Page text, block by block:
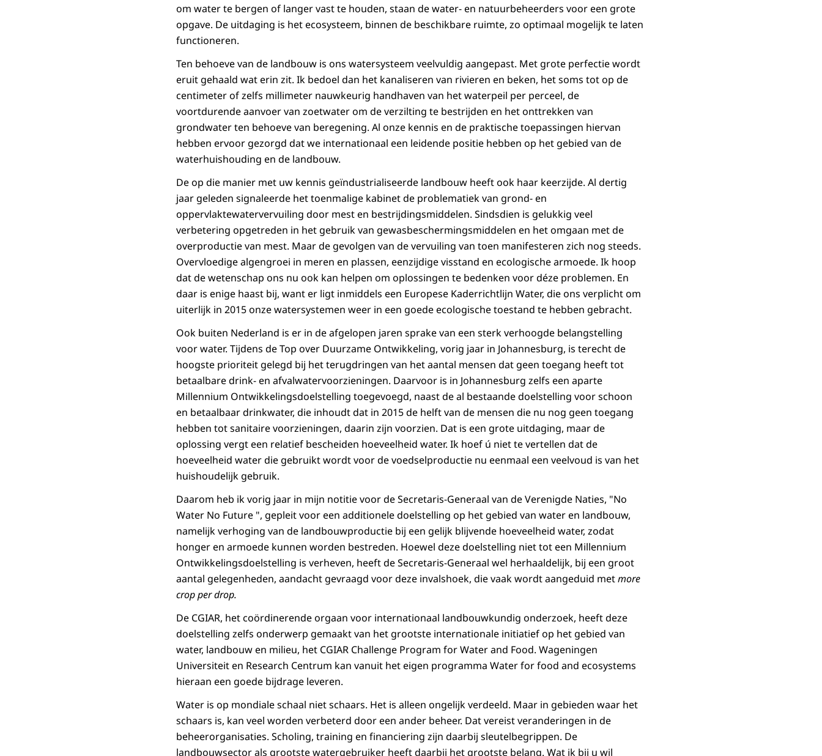
om water te bergen of langer vast te houden, staan de water- en natuurbeheerders voor een grote
opgave. De uitdaging is het ecosysteem, binnen de beschikbare ruimte, zo optimaal mogelijk te laten
functioneren.
Ten behoeve van de landbouw is ons watersysteem veelvuldig aangepast. Met grote perfectie wordt
eruit gehaald wat erin zit. Ik bedoel dan het kanaliseren van rivieren en beken, het soms tot op de
centimeter of zelfs millimeter nauwkeurig handhaven van het waterpeil per perceel, de
voortdurende aanvoer van zoetwater om de verzilting te bestrijden en het onttrekken van
grondwater ten behoeve van beregening. Al onze kennis en de praktische toepassingen hiervan
hebben ervoor gezorgd dat we internationaal een leidende positie hebben op het gebied van de
waterhuishouding en de landbouw.
De op die manier met uw kennis geïndustrialiseerde landbouw heeft ook haar keerzijde. Al dertig
jaar geleden signaleerde het toenmalige kabinet de problematiek van grond- en
oppervlaktewatervervuiling door mest en bestrijdingsmiddelen. Sindsdien is gelukkig veel
verbetering opgetreden in het gebruik van gewasbeschermingsmiddelen en het omgaan met de
overproductie van mest. Maar de gevolgen van de vervuiling van toen manifesteren zich nog steeds.
Overvloedige algengroei in meren en plassen, eenzijdige visstand en ecologische armoede. Ik hoop
dat de wetenschap ons nu ook kan helpen om oplossingen te bedenken voor déze problemen. En
daar is enige haast bij, want er ligt inmiddels een Europese Kaderrichtlijn Water, die ons verplicht om
uiterlijk in 2015 onze watersystemen weer in een goede ecologische toestand te hebben gebracht.
Ook buiten Nederland is er in de afgelopen jaren sprake van een sterk verhoogde belangstelling
voor water. Tijdens de Top over Duurzame Ontwikkeling, vorig jaar in Johannesburg, is terecht de
hoogste prioriteit gelegd bij het terugdringen van het aantal mensen dat geen toegang heeft tot
betaalbare drink- en afvalwatervoorzieningen. Daarvoor is in Johannesburg zelfs een aparte
Millennium Ontwikkelingsdoelstelling toegevoegd, naast de al bestaande doelstelling voor schoon
en betaalbaar drinkwater, die inhoudt dat in 2015 de helft van de mensen die nu nog geen toegang
hebben tot sanitaire voorzieningen, daarin zijn voorzien. Dat is een grote uitdaging, maar de
oplossing vergt een relatief bescheiden hoeveelheid water. Ik hoef ú niet te vertellen dat de
hoeveelheid water die gebruikt wordt voor de voedselproductie nu eenmaal een veelvoud is van het
huishoudelijk gebruik.
Daarom heb ik vorig jaar in mijn notitie voor de Secretaris-Generaal van de Verenigde Naties, "No
Water No Future ", gepleit voor een additionele doelstelling op het gebied van water en landbouw,
namelijk verhoging van de landbouwproductie bij een gelijk blijvende hoeveelheid water, zodat
honger en armoede kunnen worden bestreden. Hoewel deze doelstelling niet tot een Millennium
Ontwikkelingsdoelstelling is verheven, heeft de Secretaris-Generaal wel herhaaldelijk, bij een groot
aantal gelegenheden, aandacht gevraagd voor deze invalshoek, die vaak wordt aangeduid metmore
crop per drop.
De CGIAR, het coördinerende orgaan voor internationaal landbouwkundig onderzoek, heeft deze
doelstelling zelfs onderwerp gemaakt van het grootste internationale initiatief op het gebied van
water, landbouw en milieu, het CGIAR Challenge Program for Water and Food. Wageningen
Universiteit en Research Centrum kan vanuit het eigen programma Water for food and ecosystems
hieraan een goede bijdrage leveren.
Water is op mondiale schaal niet schaars. Het is alleen ongelijk verdeeld. Maar in gebieden waar het
schaars is, kan veel worden verbeterd door een ander beheer. Dat vereist veranderingen in de
beheerorganisaties. Scholing, training en financiering zijn daarbij sleutelbegrippen. De
landbouwsector als grootste watergebruiker heeft daarbij het grootste belang. Wat ik bij u wil